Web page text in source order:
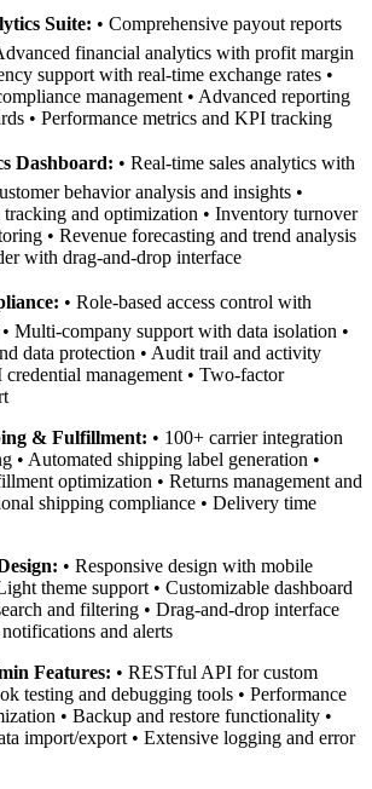
Suite: • Comprehensive payout reports
financial analytics with profit margin
support with real-time exchange rates •
management • Advanced reporting
• Performance metrics and KPI tracking
Dashboard: • Real-time sales analytics with
behavior analysis and insights •
tracking and optimization • Inventory turnover
• Revenue forecasting and trend analysis
with drag-and-drop interface
• Role-based access control with
Multi-company support with data isolation •
data protection • Audit trail and activity
management • Two-factor
& Fulfillment: • 100+ carrier integration
• Automated shipping label generation •
optimization • Returns management and
shipping compliance • Delivery time
• Responsive design with mobile
theme support • Customizable dashboard
and filtering • Drag-and-drop interface
and alerts
Features: • RESTful API for custom
testing and debugging tools • Performance
• Backup and restore functionality •
import/export • Extensive logging and error